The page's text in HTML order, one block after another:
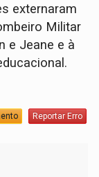
externaram
Militar
e Jeane e à
Reportar Erro